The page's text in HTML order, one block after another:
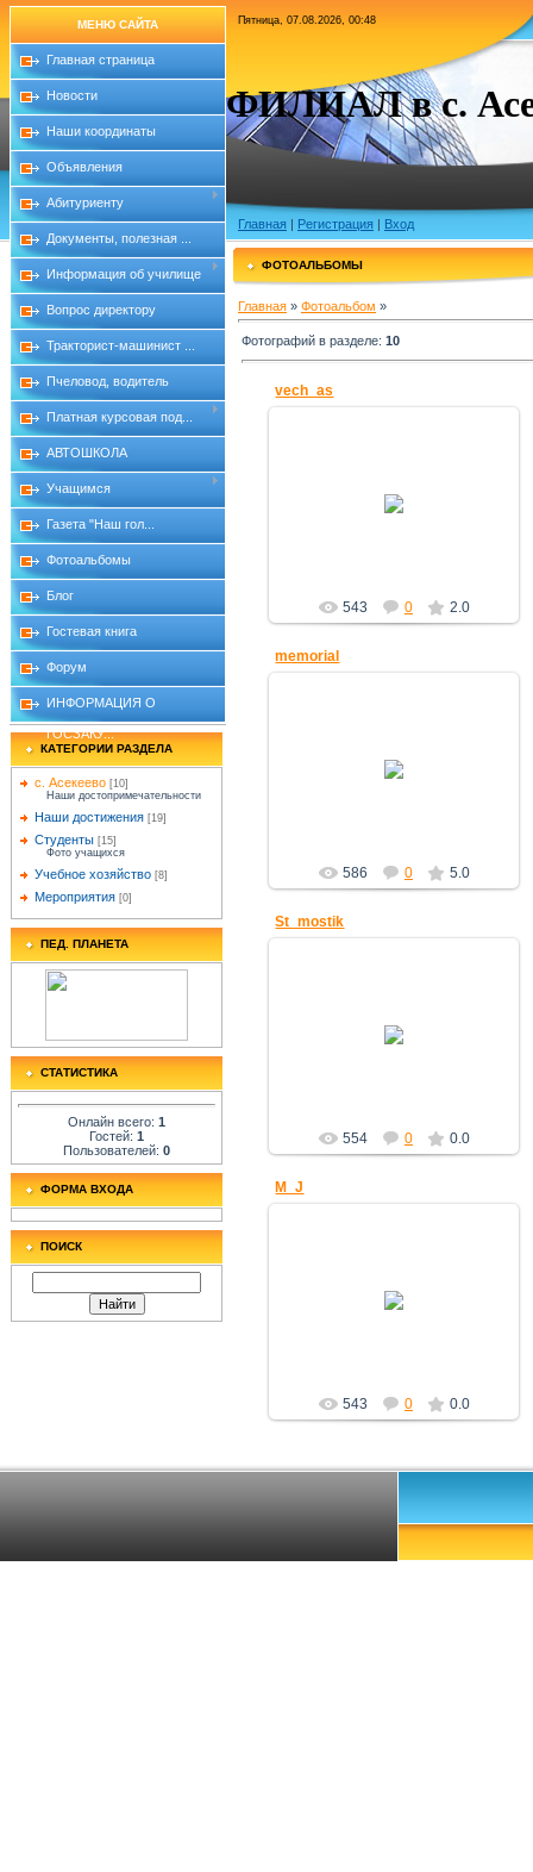
МЕНЮ САЙТА
Главная страница
Новости
Наши координаты
Объявления
Абитуриенту
Документы, полезная ...
Информация об училище
Вопрос директору
Тракторист-машинист ...
Пчеловод, водитель
Платная курсовая под...
АВТОШКОЛА
Учащимся
Газета "Наш гол...
Фотоальбомы
Блог
Гостевая книга
Форум
ИНФОРМАЦИЯ О
ГОСЗАКУ...
КАТЕГОРИИ РАЗДЕЛА
с. Асекеево [10]
Наши достопримечательности
Наши достижения [19]
Студенты [15]
Фото учащихся
Учебное хозяйство [8]
Мероприятия [0]
ПЕД. ПЛАНЕТА
СТАТИСТИКА
Онлайн всего: 1
Гостей: 1
Пользователей: 0
ФОРМА ВХОДА
ПОИСК
Пятница, 07.08.2026, 00:48
ФИЛИАЛ в с.
Главная | Регистрация | Вход
ФОТОАЛЬБОМЫ
Главная » Фотоальбом »
Фотографий в разделе: 10
vech_as
543 0 2.0
memorial
586 0 5.0
St_mostik
554 0 0.0
M_J
543 0 0.0